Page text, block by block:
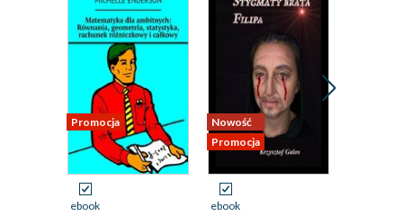
Promocja
ebook
Nowość
Promocja
ebook